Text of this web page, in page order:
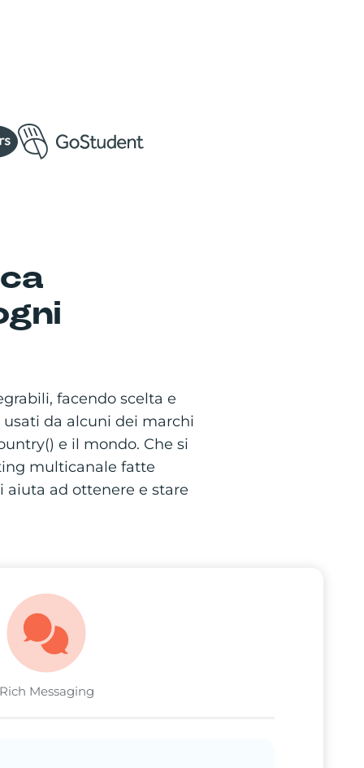
facendo scelta e
da alcuni dei marchi
e il mondo. Che si
multicanale fatte
aiuta ad ottenere e stare
Messaging